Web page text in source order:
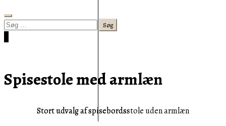
Search
Søg
efter:
Spisestole med armlæn
Stort udvalg af spisebordsstole uden armlæn